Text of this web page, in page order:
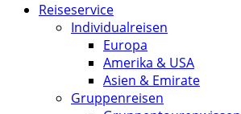
Reiseservice
Individualreisen
Europa
Amerika & USA
Asien & Emirate
Gruppenreisen